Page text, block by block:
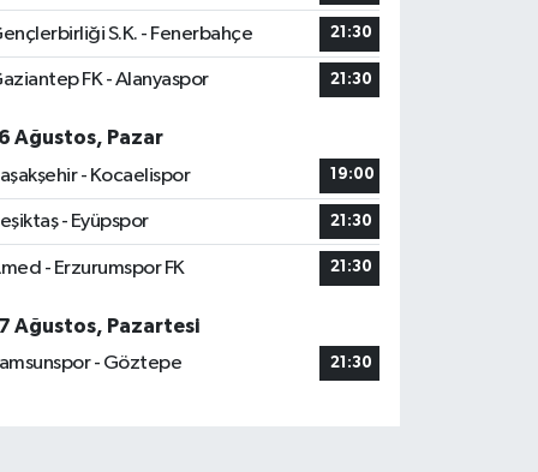
S.K. - Fenerbahçe 21:30
FK - Alanyaspor 21:30
Ağustos, Pazar
- Kocaelispor
19:00
- Eyüpspor 21:30
- Erzurumspor FK 21:30
Ağustos, Pazartesi
- Göztepe
21:30